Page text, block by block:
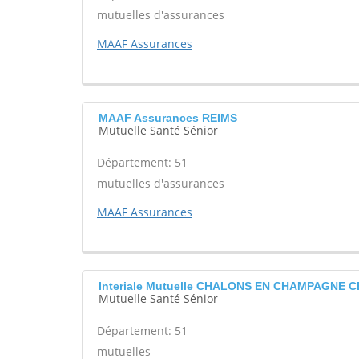
mutuelles d'assurances
MAAF Assurances
MAAF Assurances REIMS
Mutuelle Santé Sénior
Département: 51
mutuelles d'assurances
MAAF Assurances
Interiale Mutuelle CHALONS EN CHAMPAGNE
Mutuelle Santé Sénior
Département: 51
mutuelles